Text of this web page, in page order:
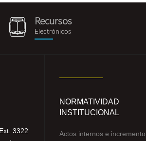
recursos_electronicos.png
Recursos
Electrónicos
3322
NORMATIVIDAD
INSTITUCIONAL
Actos internos e incremento